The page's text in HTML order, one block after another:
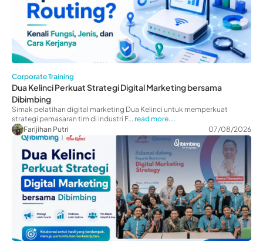
Corporate Training
Dua Kelinci Perkuat Strategi Digital Marketing bersama
Dibimbing
Simak pelatihan digital marketing Dua Kelinci untuk memperkuat
strategi pemasaran tim di industri F...read more...
Farijihan Putri
07/08/2026